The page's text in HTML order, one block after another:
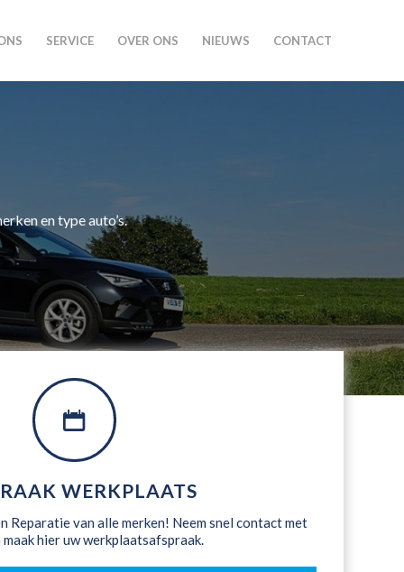
SERVICE OVER ONS NIEUWS CONTACT
en type auto’s.
WERKPLAATS
Reparatie van alle merken! Neem snel contact met
maak hier uw werkplaatsafspraak.